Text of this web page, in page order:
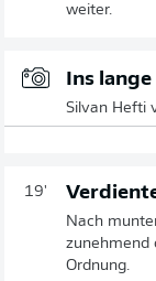
weiter.
Ins
Silvan Hefti
19'
Nach
zunehmend
Ordnung.